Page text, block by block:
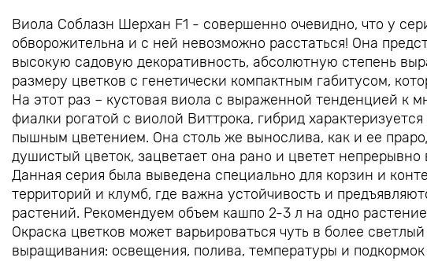
Виола Соблазн Шерхан F1 - совершенно очевидно, что у
обворожительна и с ней невозможно расстаться! Она
высокую садовую декоративность, абсолютную степень
размеру цветков с генетически компактным габитусом,
На этот раз – кустовая виола с выраженной тенденцией к
фиалки рогатой с виолой Виттрока, гибрид
пышным цветением. Она столь же вынослива, как и ее
душистый цветок, зацветает она рано и цветет
Данная серия была выведена специально для корзин и
территорий и клумб, где важна устойчивость и
растений. Рекомендуем объем кашпо 2-3 л на одно
Окраска цветков может варьироваться чуть в более
выращивания: освещения, полива, температуры и подкормок